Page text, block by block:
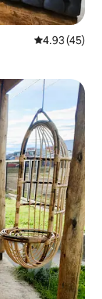
Calificación
4.93 (45)